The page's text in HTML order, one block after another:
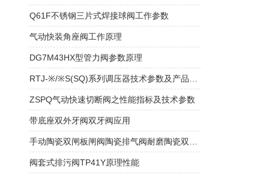
Q61F不锈钢三片式焊接球阀工作参数
气动快装角座阀工作原理
DG7M43HX型管力阀参数原理
ZSPQ气动快速切断阀之性能指标及技术参数
带底座双外牙阀双牙阀应用
阀套式排污阀TP41Y原理性能